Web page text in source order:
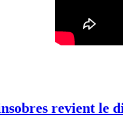
revient le